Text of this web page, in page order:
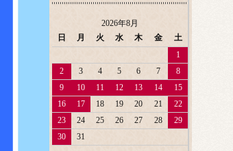
2026年8月
日
月 火 水 木 金
土
1
2
3 4 5 6 7
8
9
10 11 12 13 14
15
16
17 18 19 20 21
22
23
24 25 26 27 28
29
30
31